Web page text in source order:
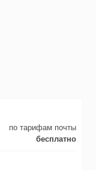
по тарифам почты
бесплатно